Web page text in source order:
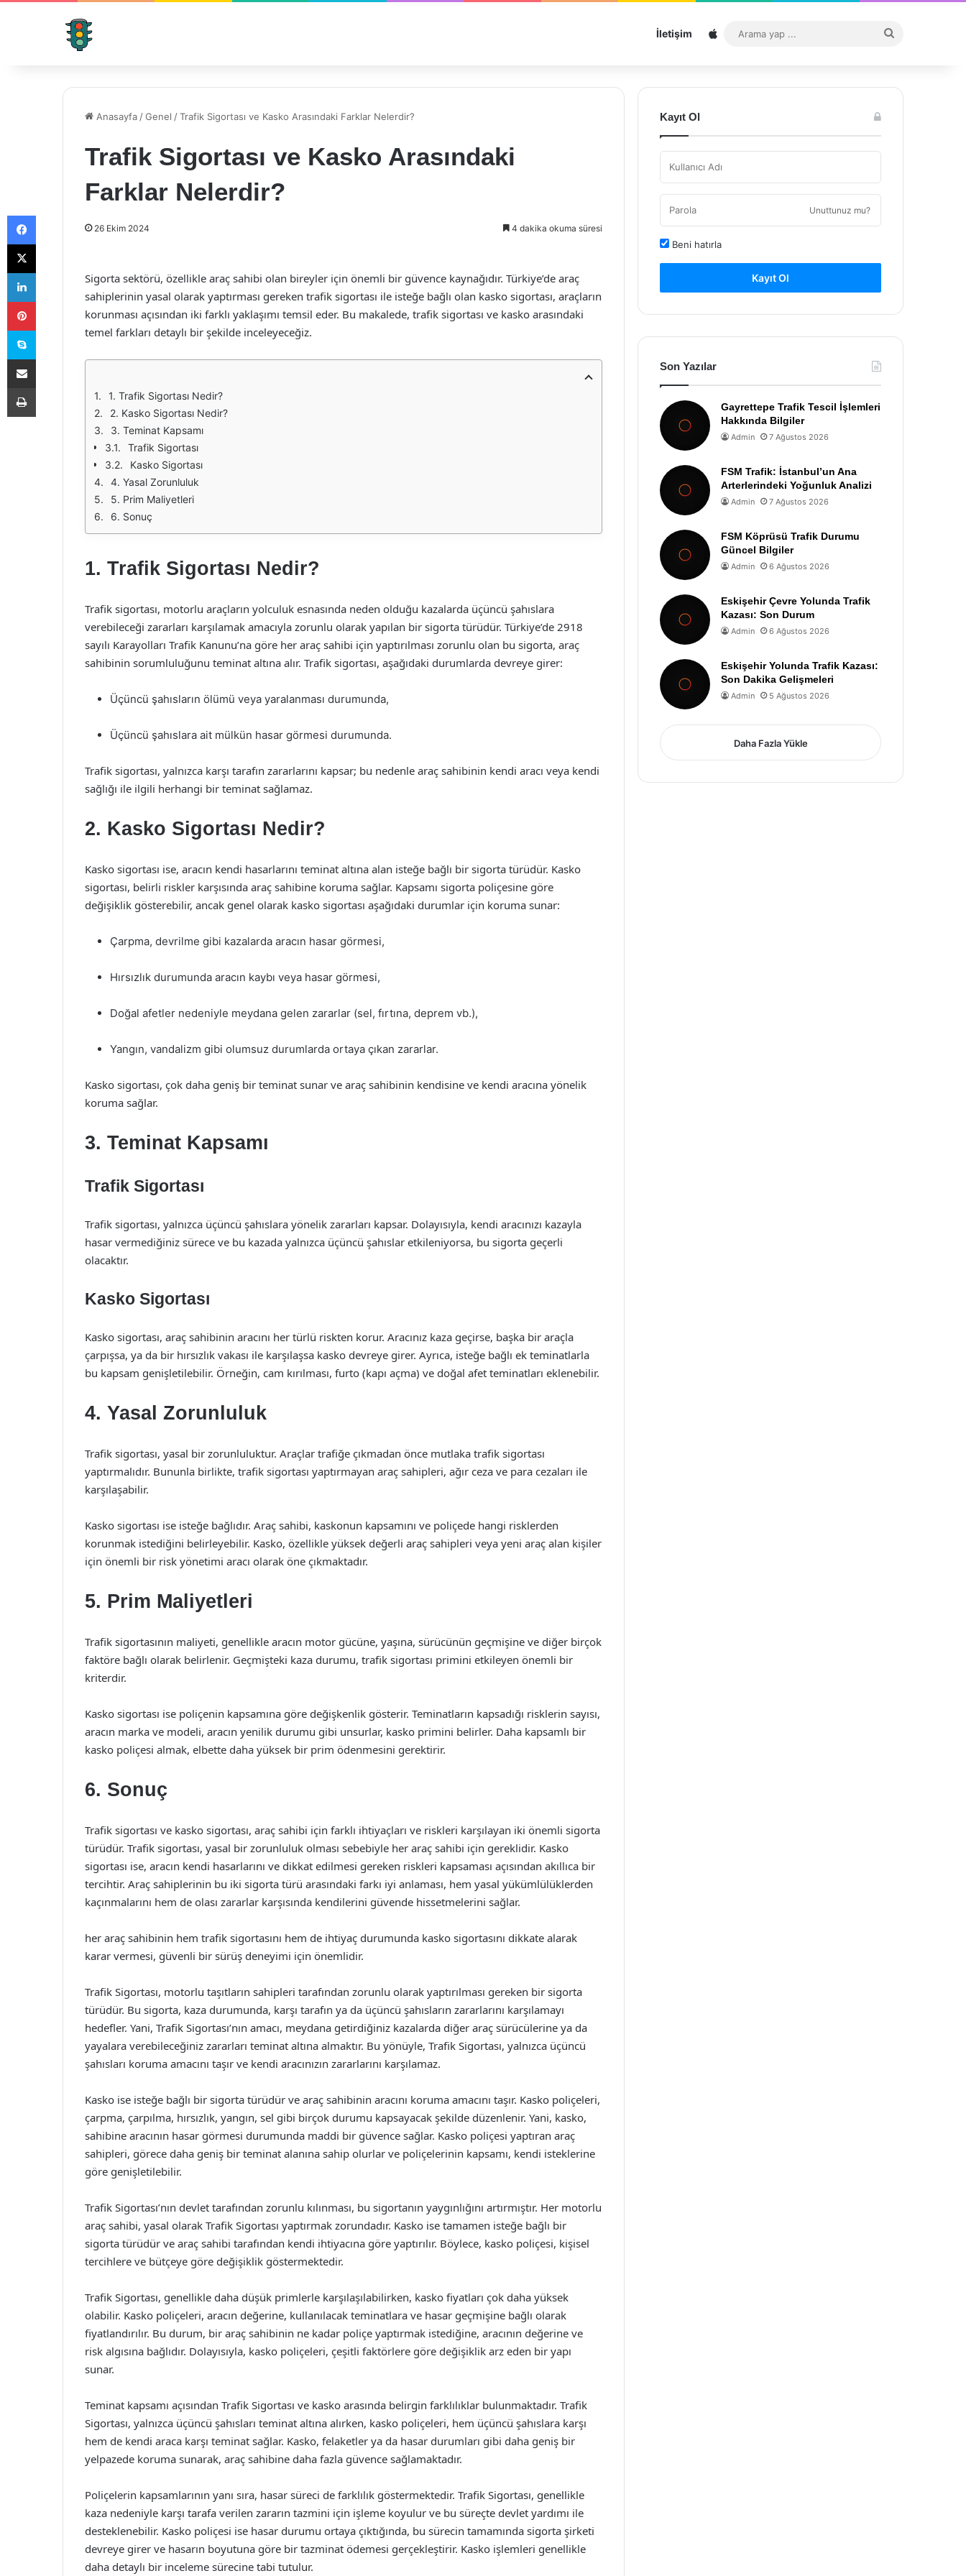
İletişim Sitemap
...
Anasayfa /Genel /Trafik Sigortası ve Kasko Arasındaki Farklar Nelerdir?
Trafik Sigortası ve Kasko Arasındaki
Farklar Nelerdir?
26 Ekim 2024 4 dakika okuma süresi
Sigorta sektörü, özellikle araç sahibi olan bireyler için önemli bir güvence kaynağıdır. Türkiye’de araç
sahiplerinin yasal olarak yaptırması gereken trafik sigortası ile isteğe bağlı olan kasko sigortası, araçların
korunması açısından iki farklı yaklaşımı temsil eder. Bu makalede, trafik sigortası ve kasko arasındaki
temel farkları detaylı bir şekilde inceleyeceğiz.
1. Trafik Sigortası Nedir?
2. Kasko Sigortası Nedir?
3. Teminat Kapsamı
Trafik Sigortası
Kasko Sigortası
4. Yasal Zorunluluk
5. Prim Maliyetleri
6. Sonuç
1. Trafik Sigortası Nedir?
Trafik sigortası, motorlu araçların yolculuk esnasında neden olduğu kazalarda üçüncü şahıslara
verebileceği zararları karşılamak amacıyla zorunlu olarak yapılan bir sigorta türüdür. Türkiye’de 2918
sayılı Karayolları Trafik Kanunu’na göre her araç sahibi için yaptırılması zorunlu olan bu sigorta, araç
sahibinin sorumluluğunu teminat altına alır. Trafik sigortası, aşağıdaki durumlarda devreye girer:
Üçüncü şahısların ölümü veya yaralanması durumunda,
Üçüncü şahıslara ait mülkün hasar görmesi durumunda.
Trafik sigortası, yalnızca karşı tarafın zararlarını kapsar; bu nedenle araç sahibinin kendi aracı veya kendi
sağlığı ile ilgili herhangi bir teminat sağlamaz.
2. Kasko Sigortası Nedir?
Kasko sigortası ise, aracın kendi hasarlarını teminat altına alan isteğe bağlı bir sigorta türüdür. Kasko
sigortası, belirli riskler karşısında araç sahibine koruma sağlar. Kapsamı sigorta poliçesine göre
değişiklik gösterebilir, ancak genel olarak kasko sigortası aşağıdaki durumlar için koruma sunar:
Çarpma, devrilme gibi kazalarda aracın hasar görmesi,
Hırsızlık durumunda aracın kaybı veya hasar görmesi,
Doğal afetler nedeniyle meydana gelen zararlar (sel, fırtına, deprem vb.),
Yangın, vandalizm gibi olumsuz durumlarda ortaya çıkan zararlar.
Kasko sigortası, çok daha geniş bir teminat sunar ve araç sahibinin kendisine ve kendi aracına yönelik
koruma sağlar.
3. Teminat Kapsamı
Trafik Sigortası
Trafik sigortası, yalnızca üçüncü şahıslara yönelik zararları kapsar. Dolayısıyla, kendi aracınızı kazayla
hasar vermediğiniz sürece ve bu kazada yalnızca üçüncü şahıslar etkileniyorsa, bu sigorta geçerli
olacaktır.
Kasko Sigortası
Kasko sigortası, araç sahibinin aracını her türlü riskten korur. Aracınız kaza geçirse, başka bir araçla
çarpışsa, ya da bir hırsızlık vakası ile karşılaşsa kasko devreye girer. Ayrıca, isteğe bağlı ek teminatlarla
bu kapsam genişletilebilir. Örneğin, cam kırılması, furto (kapı açma) ve doğal afet teminatları eklenebilir.
4. Yasal Zorunluluk
Trafik sigortası, yasal bir zorunluluktur. Araçlar trafiğe çıkmadan önce mutlaka trafik sigortası
yaptırmalıdır. Bununla birlikte, trafik sigortası yaptırmayan araç sahipleri, ağır ceza ve para cezaları ile
karşılaşabilir.
Kasko sigortası ise isteğe bağlıdır. Araç sahibi, kaskonun kapsamını ve poliçede hangi risklerden
korunmak istediğini belirleyebilir. Kasko, özellikle yüksek değerli araç sahipleri veya yeni araç alan kişiler
için önemli bir risk yönetimi aracı olarak öne çıkmaktadır.
5. Prim Maliyetleri
Trafik sigortasının maliyeti, genellikle aracın motor gücüne, yaşına, sürücünün geçmişine ve diğer birçok
faktöre bağlı olarak belirlenir. Geçmişteki kaza durumu, trafik sigortası primini etkileyen önemli bir
kriterdir.
Kasko sigortası ise poliçenin kapsamına göre değişkenlik gösterir. Teminatların kapsadığı risklerin sayısı,
aracın marka ve modeli, aracın yenilik durumu gibi unsurlar, kasko primini belirler. Daha kapsamlı bir
kasko poliçesi almak, elbette daha yüksek bir prim ödenmesini gerektirir.
6. Sonuç
Trafik sigortası ve kasko sigortası, araç sahibi için farklı ihtiyaçları ve riskleri karşılayan iki önemli sigorta
türüdür. Trafik sigortası, yasal bir zorunluluk olması sebebiyle her araç sahibi için gereklidir. Kasko
sigortası ise, aracın kendi hasarlarını ve dikkat edilmesi gereken riskleri kapsaması açısından akıllıca bir
tercihtir. Araç sahiplerinin bu iki sigorta türü arasındaki farkı iyi anlaması, hem yasal yükümlülüklerden
kaçınmalarını hem de olası zararlar karşısında kendilerini güvende hissetmelerini sağlar.
her araç sahibinin hem trafik sigortasını hem de ihtiyaç durumunda kasko sigortasını dikkate alarak
karar vermesi, güvenli bir sürüş deneyimi için önemlidir.
Trafik Sigortası, motorlu taşıtların sahipleri tarafından zorunlu olarak yaptırılması gereken bir sigorta
türüdür. Bu sigorta, kaza durumunda, karşı tarafın ya da üçüncü şahısların zararlarını karşılamayı
hedefler. Yani, Trafik Sigortası’nın amacı, meydana getirdiğiniz kazalarda diğer araç sürücülerine ya da
yayalara verebileceğiniz zararları teminat altına almaktır. Bu yönüyle, Trafik Sigortası, yalnızca üçüncü
şahısları koruma amacını taşır ve kendi aracınızın zararlarını karşılamaz.
Kasko ise isteğe bağlı bir sigorta türüdür ve araç sahibinin aracını koruma amacını taşır. Kasko poliçeleri,
çarpma, çarpılma, hırsızlık, yangın, sel gibi birçok durumu kapsayacak şekilde düzenlenir. Yani, kasko,
sahibine aracının hasar görmesi durumunda maddi bir güvence sağlar. Kasko poliçesi yaptıran araç
sahipleri, görece daha geniş bir teminat alanına sahip olurlar ve poliçelerinin kapsamı, kendi isteklerine
göre genişletilebilir.
Trafik Sigortası’nın devlet tarafından zorunlu kılınması, bu sigortanın yaygınlığını artırmıştır. Her motorlu
araç sahibi, yasal olarak Trafik Sigortası yaptırmak zorundadır. Kasko ise tamamen isteğe bağlı bir
sigorta türüdür ve araç sahibi tarafından kendi ihtiyacına göre yaptırılır. Böylece, kasko poliçesi, kişisel
tercihlere ve bütçeye göre değişiklik göstermektedir.
Trafik Sigortası, genellikle daha düşük primlerle karşılaşılabilirken, kasko fiyatları çok daha yüksek
olabilir. Kasko poliçeleri, aracın değerine, kullanılacak teminatlara ve hasar geçmişine bağlı olarak
fiyatlandırılır. Bu durum, bir araç sahibinin ne kadar poliçe yaptırmak istediğine, aracının değerine ve
risk algısına bağlıdır. Dolayısıyla, kasko poliçeleri, çeşitli faktörlere göre değişiklik arz eden bir yapı
sunar.
Teminat kapsamı açısından Trafik Sigortası ve kasko arasında belirgin farklılıklar bulunmaktadır. Trafik
Sigortası, yalnızca üçüncü şahısları teminat altına alırken, kasko poliçeleri, hem üçüncü şahıslara karşı
hem de kendi araca karşı teminat sağlar. Kasko, felaketler ya da hasar durumları gibi daha geniş bir
yelpazede koruma sunarak, araç sahibine daha fazla güvence sağlamaktadır.
Poliçelerin kapsamlarının yanı sıra, hasar süreci de farklılık göstermektedir. Trafik Sigortası, genellikle
kaza nedeniyle karşı tarafa verilen zararın tazmini için işleme koyulur ve bu süreçte devlet yardımı ile
desteklenebilir. Kasko poliçesi ise hasar durumu ortaya çıktığında, bu sürecin tamamında sigorta şirketi
devreye girer ve hasarın boyutuna göre bir tazminat ödemesi gerçekleştirir. Kasko işlemleri genellikle
daha detaylı bir inceleme sürecine tabi tutulur.
Kayıt Ol
Unuttunuz mu?
Beni hatırla
Kayıt Ol
Son Yazılar
Gayrettepe Trafik Tescil İşlemleri
Hakkında Bilgiler
Admin 7 Ağustos 2026
FSM Trafik: İstanbul’un Ana
Arterlerindeki Yoğunluk Analizi
Admin 7 Ağustos 2026
FSM Köprüsü Trafik Durumu
Güncel Bilgiler
Admin 6 Ağustos 2026
Eskişehir Çevre Yolunda Trafik
Kazası: Son Durum
Admin 6 Ağustos 2026
Eskişehir Yolunda Trafik Kazası:
Son Dakika Gelişmeleri
Admin 5 Ağustos 2026
Daha Fazla Yükle
Facebook
X
LinkedIn
Pinterest
Skype
E-Posta ile paylaş